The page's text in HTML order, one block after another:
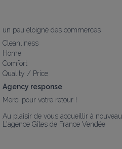
un peu éloigné des commerces
Cleanliness
Home
Comfort
Quality / Price
Agency response
Merci pour votre retour !
Au plaisir de vous accueillir à nouveau,
L'agence Gîtes de France Vendée